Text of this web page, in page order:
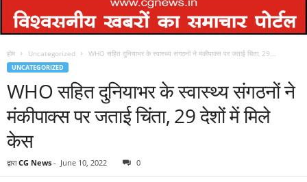
होम Uncategorized WHO सहित दुनियाभर के स्वास्थ्य संगठनों ने मंकीपाक्‍स पर जताई चिंता, 29...
UNCATEGORIZED
WHO सहित दुनियाभर के स्वास्थ्य संगठनों ने
मंकीपाक्‍स पर जताई चिंता, 29 देशों में मिले
केस
द्वारा CG News - June 10, 2022 0